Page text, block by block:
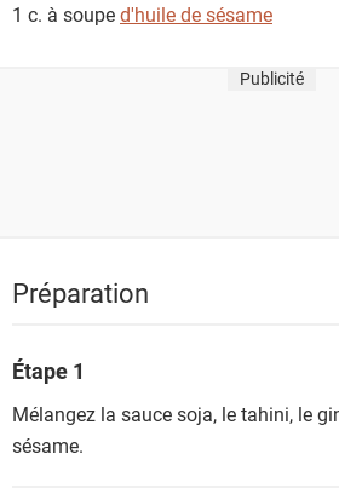
1 c. à souped'huile de sésame
Publicité
Préparation
Étape 1
Mélangez la sauce soja, le tahini, le
sésame.